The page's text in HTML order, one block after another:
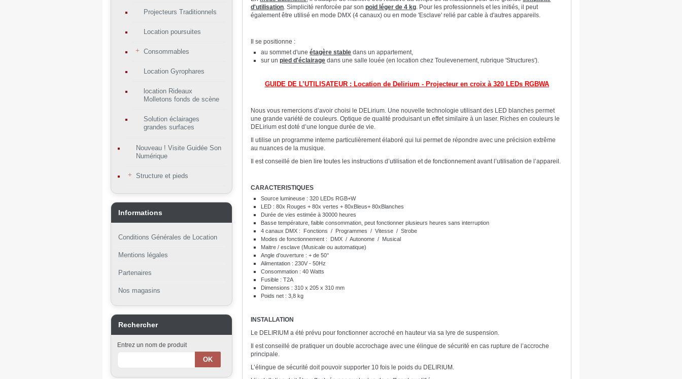
Projecteurs Traditionnels
Location poursuites
Consommables
Location Gyrophares
location Rideaux
Molletons fonds de scène
Solution éclairages
grandes surfaces
Nouveau ! Visite Guidée Son
Numérique
Structure et pieds
Informations
Conditions Générales de Location
Mentions légales
Partenaires
Nos magasins
Rechercher
Entrez un nom de produit
d'utilisation. Simplicité renforcée par sonpoid léger de 4 kg. Pour les professionnels et les initiés, il peut
également être utilisé en mode DMX (4 canaux) ou en mode 'Esclave' relié par cable à d'autres appareils.
Il se positionne :
au sommet d'uneétagère stable dans un appartement,
sur unpied d'éclairage dans une salle louée (en location chez Toulevenement, rubrique 'Structures').
GUIDE DE L’UTILISATEUR : Location de Delirium - Projecteur en croix à 320 LEDs RGBWA
Nous vous remercions d’avoir choisi le DELirium. Une nouvelle technologie utilisant des LED blanches permet
une grande variété de couleurs. Optique de qualité produisant un effet similaire à un laser. Riches en couleurs le
DELirium est doté d’une longue durée de vie.
Il utilise un programme interne particulièrement élaboré qui lui permet de répondre avec une précision extrême
au nuances de la musique.
Il est conseillé de bien lire toutes les instructions d’utilisation et de fonctionnement avant l’utilisation de l’appareil.
CARACTERISTIQUES
Source lumineuse : 320 LEDs RGB+W
LED : 80x Rouges + 80x vertes + 80xBleus+ 80xBlanches
Durée de vies estimée à 30000 heures
Basse température, faible consommation, peut fonctionner plusieurs heures sans interruption
4 canaux DMX : Fonctions / Programmes / Vitesse / Strobe
Modes de fonctionnement : DMX / Autonome / Musical
Maitre / esclave (Musicale ou automatique)
Angle d’ouverture : + de 50°
Alimentation : 230V - 50Hz
Consommation : 40 Watts
Fusible : T2A
Dimensions : 310 x 205 x 310 mm
Poids net : 3,8 kg
INSTALLATION
Le DELIRIUM a été prévu pour fonctionner accroché en hauteur via sa lyre de suspension.
Il est conseillé de pratiquer un double accrochage avec une élingue de sécurité en cas rupture de l’accroche
principale.
L’élingue de sécurité doit pouvoir supporter 10 fois le poids du DELIRIUM.